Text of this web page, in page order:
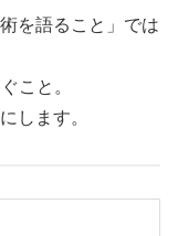
を語ること」では
こと。
します。